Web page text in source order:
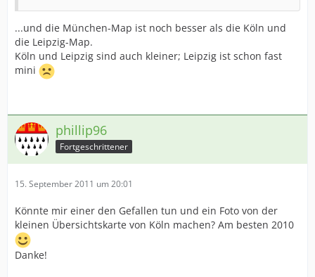
...und die München-Map ist noch besser als die Köln und
die Leipzig-Map.
Köln und Leipzig sind auch kleiner; Leipzig ist schon fast
mini
phillip96
Fortgeschrittener
15. September 2011 um 20:01
Könnte mir einer den Gefallen tun und ein Foto von der
kleinen Übersichtskarte von Köln machen? Am besten 2010
Danke!